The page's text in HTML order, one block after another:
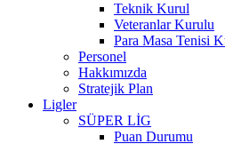
Teknik Kurul
Veteranlar Kurulu
Para Masa Tenisi
Personel
Hakkımızda
Stratejik Plan
Ligler
SÜPER LİG
Puan Durumu